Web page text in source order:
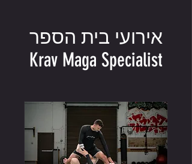
אירועי בית הספר
Krav Maga Specialist